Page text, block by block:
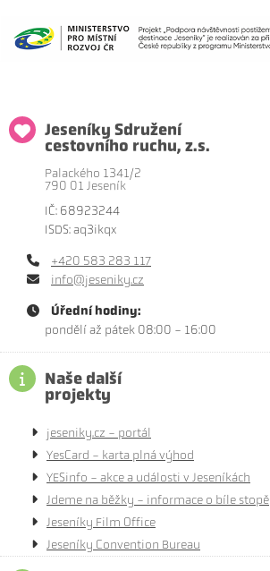
Jeseníky Sdružení
cestovního ruchu, z.s.
Palackého 1341/2
790 01 Jeseník
IČ: 68923244
ISDS: aq3ikqx
+420 583 283 117
info@jeseniky.cz
Úřední hodiny:
pondělí až pátek 08:00 - 16:00
Naše další
projekty
jeseniky.cz - portál
YesCard - karta plná výhod
YESinfo - akce a události v Jeseníkách
Jdeme na běžky - informace o bíle stopě
Jeseníky Film Office
Jeseníky Convention Bureau